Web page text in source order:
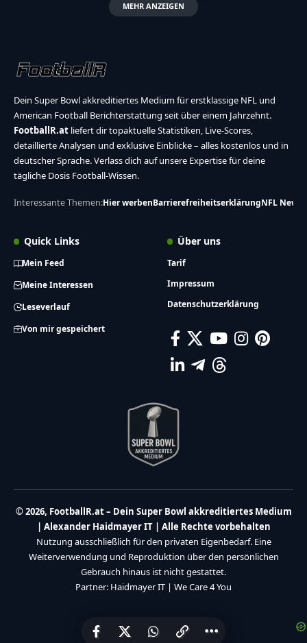
MEHR ANZEIGEN
Dein Super Bowl akkreditiertes Medium für erstklassige NFL und
American Football Berichterstattung seit über einem Jahrzehnt.
FootballR.at liefert dir topaktuelle Statistiken, Live-Scores,
detaillierte Analysen und exklusive Einblicke – alles kostenlos und in
deutscher Sprache. Verlass dich auf unsere Expertise für deine
tägliche Dosis Football-Wissen.
Interessante Themen:Hier werbenBarrierefreiheitserklärungNFL News
Quick Links
Mein Feed
Meine Interessen
Leseverlauf
Von mir gespeichert
Über uns
Tarif
Impressum
Datenschutzerklärung
© 2026, FootballR.at – Dein Super Bowl akkreditiertes Medium
| Alexander Haidmayer IT | Alle Rechte vorbehalten
Nutzung ausschließlich für den privaten Eigenbedarf. Eine
Weiterverwendung und Reproduktion über den persönlichen
Gebrauch hinaus ist nicht gestattet.
Partner: Haidmayer IT | We Care 4 You